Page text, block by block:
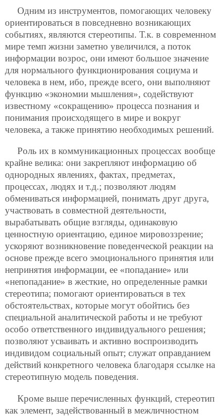
Одним из инструментов, помогающих человеку
ориентироваться в повседневно возникающих
событиях, являются стереотипы. Т.к. в современном
мире темп жизни заметно увеличился, а поток
информации возрос, они имеют большое значение
для нормального функционирования социума и
человека в нем, ибо, прежде всего, они выполняют
функцию «экономии мышления», содействуют
известному «сокращению» процесса познания и
понимания происходящего в мире и вокруг
человека, а также принятию необходимых решений.
Роль их в коммуникационных процессах вообще
крайне велика: они закрепляют информацию об
однородных явлениях, фактах, предметах,
процессах, людях и т.д.; позволяют людям
обмениваться информацией, понимать друг друга,
участвовать в совместной деятельности,
вырабатывать общие взгляды, одинаковую
ценностную ориентацию, единое мировоззрение;
ускоряют возникновение поведенческой реакции на
основе прежде всего эмоционального принятия или
непринятия информации, ее «попадание» или
«непопадание» в жесткие, но определенные рамки
стереотипа; помогают ориентироваться в тех
обстоятельствах, которые могут обойтись без
специальной аналитической работы и не требуют
особо ответственного индивидуального решения;
позволяют усваивать и активно воспроизводить
индивидом социальный опыт; служат оправданием
действий конкретного человека благодаря ссылке на
стереотипную модель поведения.
Кроме выше перечисленных функций, стереотип
как элемент, задействованный в межличностном